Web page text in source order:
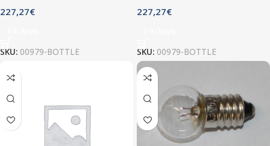
227,27€
SKU: 00979-BOTTLE
227,27€
SKU: 00979-BOTTLE